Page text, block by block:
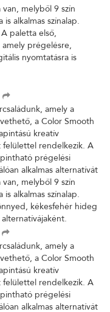
melyből 9 szín
alkalmas színalap.
paletta első,
prégelésre,
nyomtatásra is
amely a
a Color Smooth
kreatív
felülettel rendelkezik. A
prégelési
alkalmas alternatívát
melyből 9 szín
alkalmas színalap.
kékesfehér hideg
amely a
a Color Smooth
kreatív
felülettel rendelkezik. A
prégelési
alkalmas alternatívát